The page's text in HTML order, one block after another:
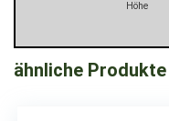
Höhe
ähnliche Produkte